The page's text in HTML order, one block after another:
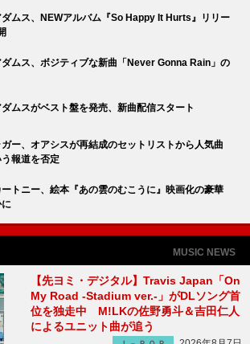
ダムス、NEWアルバム『So Happy It Hurts』リリー
ムス、ボジティブな新曲「Never Gonna Rain」の
ムスがベスト盤を発売、新曲配信スタート
ー、オアシスが再結成のセットリストから人気曲
報道を否定
トニー、絵本『あの雲のむこうに』映画化の豪華
MUSIC NEWS
【先ヨミ・デジタル】Travis Japan「On
My Road -Stadium ver.-」がDLソング首
位を独走中 M!LKの佐野勇斗＆吉田仁人
によるユニット曲が追う